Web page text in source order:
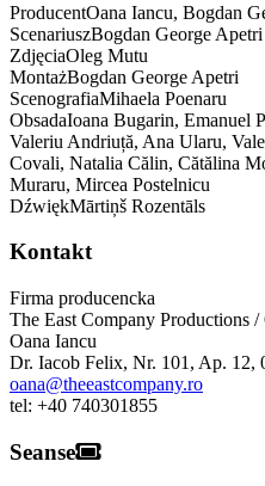
ProducentOana Iancu, Bogdan
ScenariuszBogdan George Apetri
ZdjęciaOleg Mutu
MontażBogdan George Apetri
ScenografiaMihaela Poenaru
ObsadaIoana Bugarin, Emanuel
Valeriu Andriuță, Ana Ularu,
Covali, Natalia Călin, Cătălina
Muraru, Mircea Postelnicu
DźwiękMārtiņš Rozentāls
Kontakt
Firma producencka
The East Company Productions
Oana Iancu
Dr. Iacob Felix, Nr. 101, Ap. 12,
oana@theeastcompany.ro
tel: +40 740301855
Seanse